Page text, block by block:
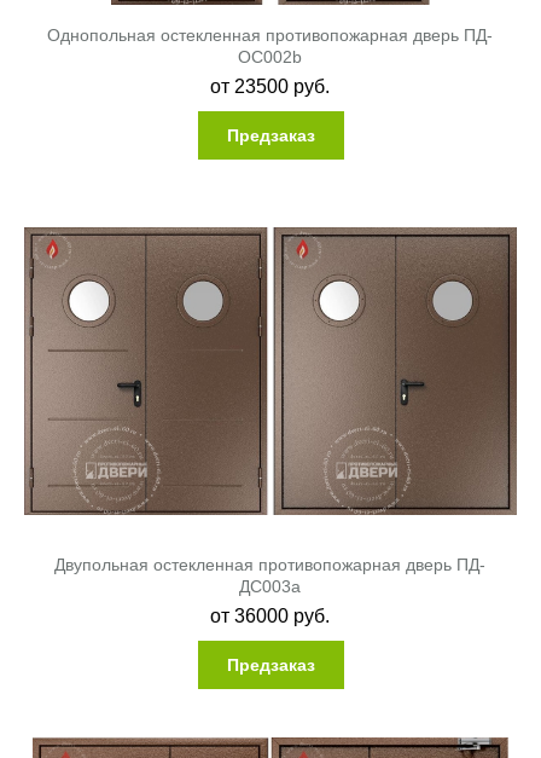
Однопольная остекленная противопожарная дверь ПД-
ОС002b
от 23500 руб.
Предзаказ
Двупольная остекленная противопожарная дверь ПД-
ДC003a
от36000 руб.
Предзаказ